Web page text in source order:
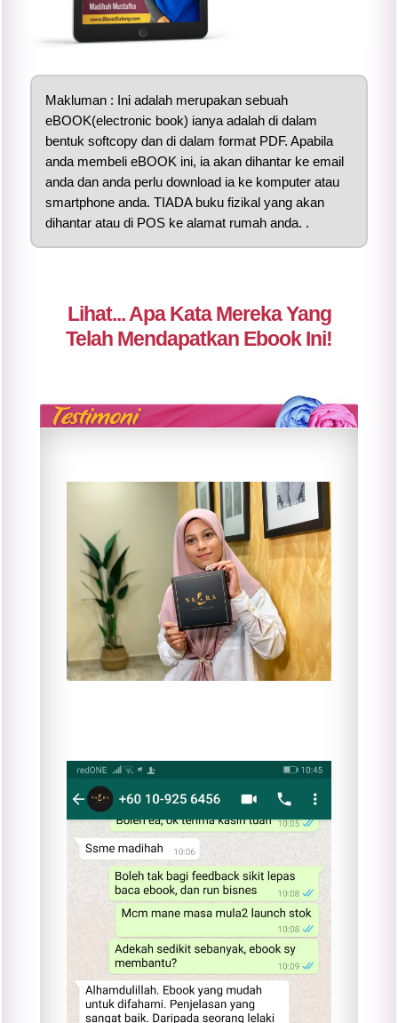
Makluman : Ini adalah merupakan sebuah
eBOOK(electronic book) ianya adalah di dalam
bentuk softcopy dan di dalam format PDF. Apabila
anda membeli eBOOK ini, ia akan dihantar ke email
anda dan anda perlu download ia ke komputer atau
smartphone anda. TIADA buku fizikal yang akan
dihantar atau di POS ke alamat rumah anda. .
Lihat... Apa Kata Mereka Yang
Telah Mendapatkan Ebook Ini!